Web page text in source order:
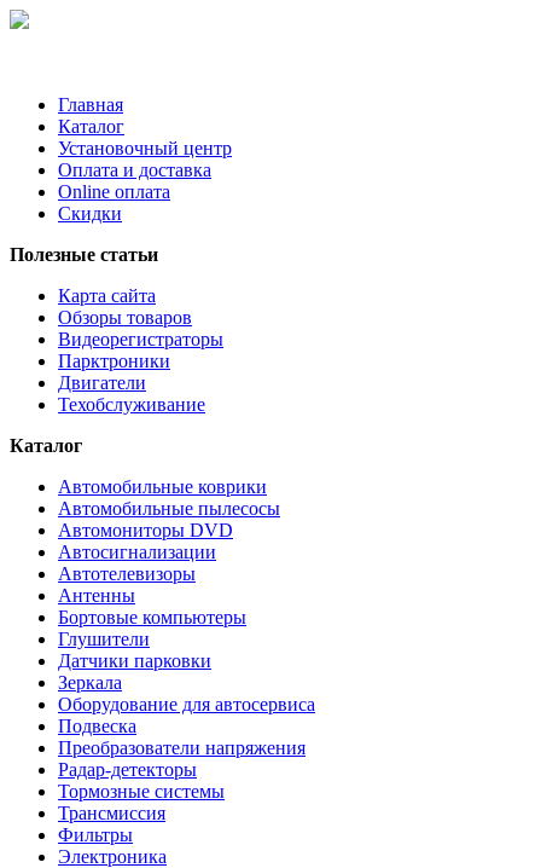
Главная
Каталог
Установочный центр
Оплата и доставка
Online оплата
Скидки
Полезные статьи
Карта сайта
Обзоры товаров
Видеорегистраторы
Парктроники
Двигатели
Техобслуживание
Каталог
Автомобильные коврики
Автомобильные пылесосы
Автомониторы DVD
Автосигнализации
Автотелевизоры
Антенны
Бортовые компьютеры
Глушители
Датчики парковки
Зеркала
Оборудование для автосервиса
Подвеска
Преобразователи напряжения
Радар-детекторы
Тормозные системы
Трансмиссия
Фильтры
Электроника